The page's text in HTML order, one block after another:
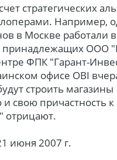
стратегических
Например,
в Москве работали
принадлежащих ООО
ФПК "Гарант-
офисе OBI
строить магазины
и свою причастность
отрицают.
июня 2007 г.